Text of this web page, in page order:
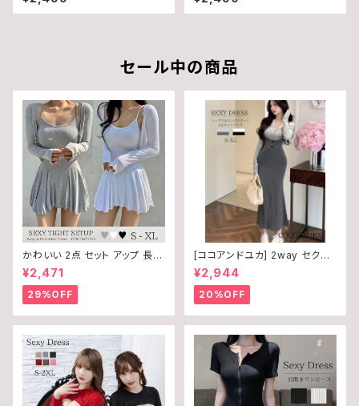
ースリーブ 長袖 トップス フロン
トジップ クロップド 丈 ショート
プ ノースリーブ ミニワンピ ハイ
ネック Vネック 胸元 チャック か
セール中の商品
かわいい 2点 セット アップ 長袖
カーディガン タイト ミニ ワンピ
ース フレア スカート キャミソー
ル ワンピ セクシー ルームウェア
/ COCO&YUKA / 黒 / 白 / 灰 /
ブラック / ホワイト / グレー / M
/ B09WZZPH8W
¥2,471
29%OFF
[ココアンドユカ] 2way セクシ
ー ロング ワンピース 2点 上下
セット オフショルダー 長袖 トッ
プス ロング スカート ボディコン
サロペット ロング丈 リブ ニット
きれいめ 上品 デート 普段着 春
秋 レディース B0F245H7NZ
¥2,944
20%OFF